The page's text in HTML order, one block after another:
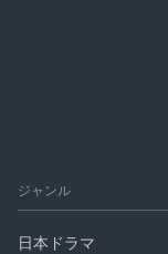
ジャンル
日本ドラマ